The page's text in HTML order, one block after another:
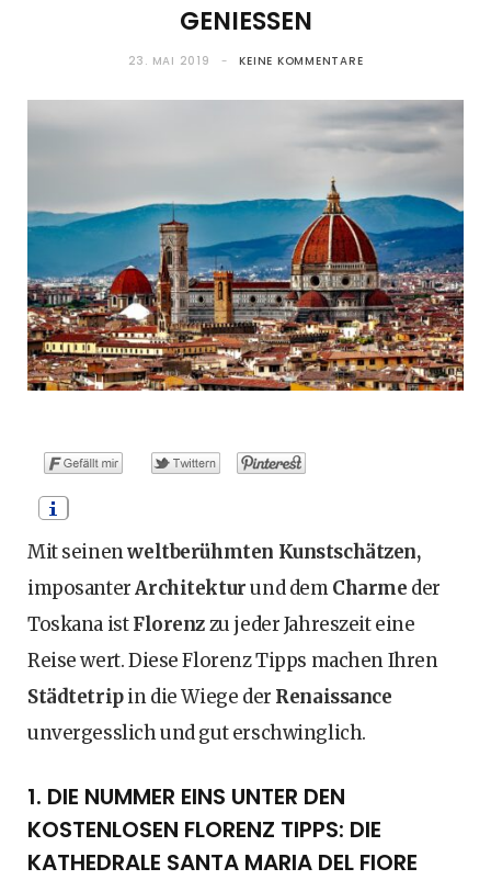
e
r
)
m t
GENIESSEN
23. MAI 2019 KEINE KOMMENTARE
Mit seinenweltberühmten Kunstschätzen,
imposanterArchitekturund demCharme der
Toskana istFlorenzzu jeder Jahreszeit eine
Reise wert. Diese Florenz Tipps machen Ihren
Städtetripin die Wiege der Renaissance
unvergesslich und gut erschwinglich.
1. DIE NUMMER EINS UNTER DEN
KOSTENLOSEN FLORENZ TIPPS: DIE
KATHEDRALE SANTA MARIA DEL FIORE